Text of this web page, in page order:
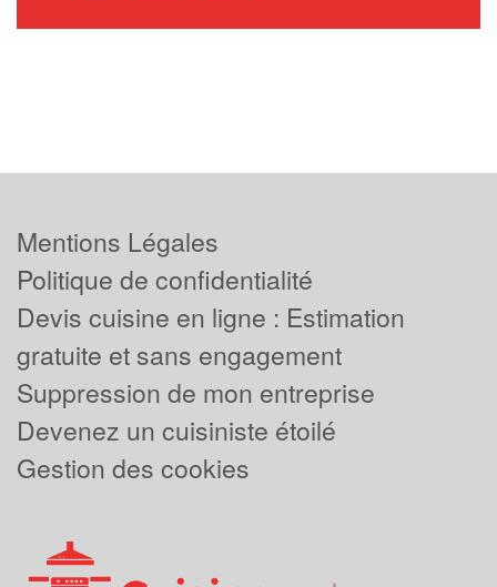
Mentions Légales
Politique de confidentialité
Devis cuisine en ligne : Estimation
gratuite et sans engagement
Suppression de mon entreprise
Devenez un cuisiniste étoilé
Gestion des cookies